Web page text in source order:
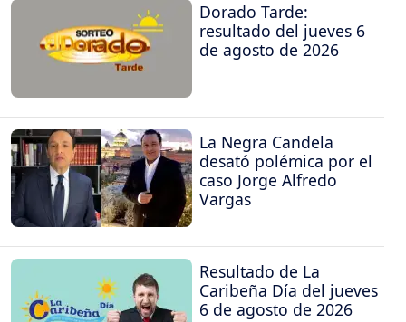
Dorado Tarde:
resultado del jueves 6
de agosto de 2026
La Negra Candela
desató polémica por el
caso Jorge Alfredo
Vargas
Resultado de La
Caribeña Día del jueves
6 de agosto de 2026